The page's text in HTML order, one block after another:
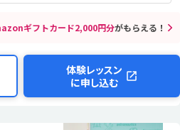
ギフトカード2,000円分がもらえる！
体験レッスン
に申し込む